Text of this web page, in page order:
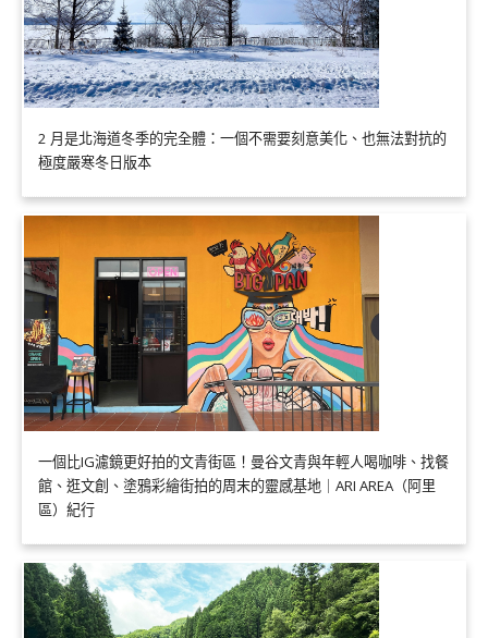
2 月是北海道冬季的完全體：一個不需要刻意美化、也無法對抗的
極度嚴寒冬日版本
一個比IG濾鏡更好拍的文青街區！曼谷文青與年輕人喝咖啡、找餐
館、逛文創、塗鴉彩繪街拍的周末的靈感基地｜ARI AREA（阿里
區）紀行